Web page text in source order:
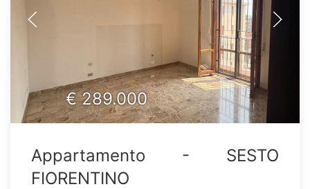
€289.000
Appartamento - SESTO
FIORENTINO